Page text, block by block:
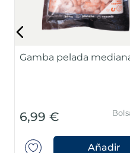
Gamba pelada
6,99 €
Añadir